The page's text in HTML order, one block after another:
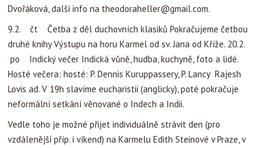
Dvořáková, další info na theodoraheller@gmail.com.
9.2. čt Četba z děl duchovních klasiků Pokračujeme četbou
druhé knihy Výstupu na horu Karmel od sv. Jana od Kříže. 20.2.
po Indický večer Indická vůně, hudba, kuchyně, foto a lidé.
Hosté večera: hosté: P. Dennis Kuruppassery, P. Lancy Rajesh
Lovis ad. V 19h slavíme eucharistii (anglicky), poté pokračuje
neformální setkání věnované o Indech a Indii.
Vedle toho je možné přijet individuálně strávit den (pro
vzdálenější příp. i víkend) na Karmelu Edith Steinové v Praze, v